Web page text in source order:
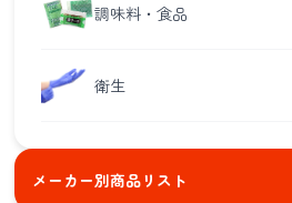
調味料・食品
衛生
メーカー別商品リスト